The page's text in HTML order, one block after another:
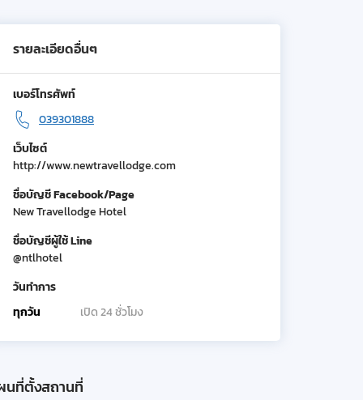
รายละเอียดอื่นๆ
เบอร์โทรศัพท์
039301888
เว็บไซต์
http://www.newtravellodge.com
ชื่อบัญชี Facebook/Page
New Travellodge Hotel
ชื่อบัญชีผู้ใช้ Line
@ntlhotel
วันทำการ
ทุกวัน
เปิด 24 ชั่วโมง
นที่ตั้งสถานที่